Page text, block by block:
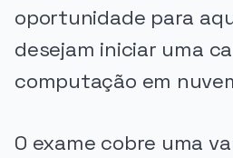
oportunidade para
desejam iniciar uma
computação em
O exame cobre uma